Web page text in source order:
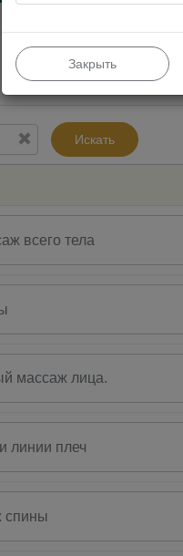
Искать
всего тела
массаж лица.
линии плеч
спины
Закрыть